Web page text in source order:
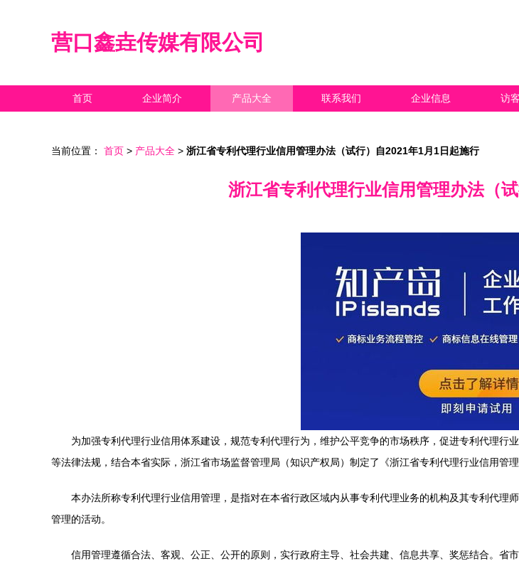
营口鑫垚传媒有限公司
首页 企业简介 产品大全 联系我们 企业信息 访
当前位置： 首页 > 产品大全 > 浙江省专利代理行业信用管理办法（试行）自2021年1月1日起施行
浙江省专利代理行业信用管理办法（
为加强专利代理行业信用体系建设，规范专利代理行为，维护公平竞争的市场秩序，促进专利代理行
等法律法规，结合本省实际，浙江省市场监督管理局（知识产权局）制定了《浙江省专利代理行业信用管
本办法所称专利代理行业信用管理，是指对在本省行政区域内从事专利代理业务的机构及其专利代
管理的活动。
信用管理遵循合法、客观、公正、公开的原则，实行政府主导、社会共建、信息共享、奖惩结合。省